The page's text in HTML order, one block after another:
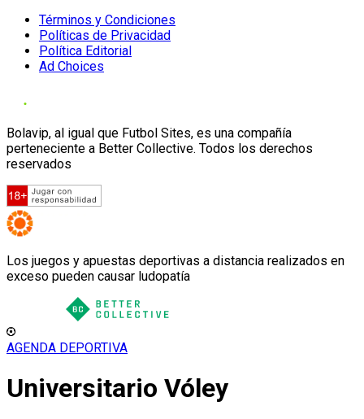
Términos y Condiciones
Políticas de Privacidad
Política Editorial
Ad Choices
Bolavip, al igual que Futbol Sites, es una compañía
perteneciente a Better Collective. Todos los derechos
reservados
Los juegos y apuestas deportivas a distancia realizados en
exceso pueden causar ludopatía
AGENDA DEPORTIVA
Universitario Vóley